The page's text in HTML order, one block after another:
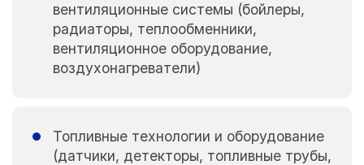
вентиляционные системы (бойлеры,
радиаторы, теплообменники,
вентиляционное оборудование,
воздухонагреватели)
Топливные технологии и оборудование
(датчики, детекторы, топливные трубы,